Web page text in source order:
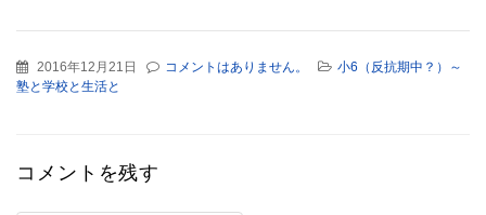
2016年12月21日 コメントはありません。
小6（反抗期中？）～
塾と学校と生活と
コメントを残す